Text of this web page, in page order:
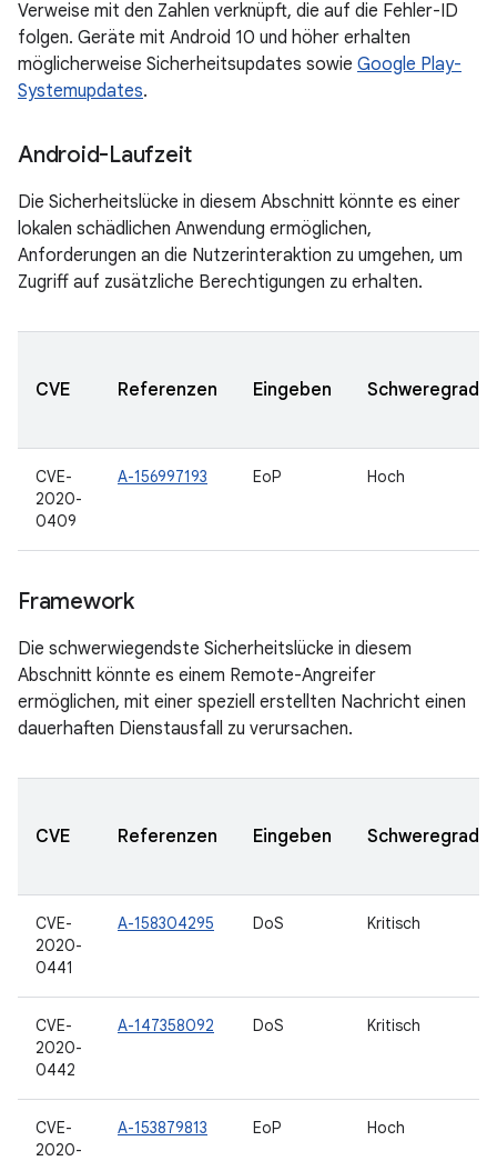
Verweise mit den Zahlen verknüpft, die auf die Fehler-ID
folgen. Geräte mit Android 10 und höher erhalten
möglicherweise Sicherheitsupdates sowie Google Play-
Systemupdates.
Android-Laufzeit
Die Sicherheitslücke in diesem Abschnitt könnte es einer
lokalen schädlichen Anwendung ermöglichen,
Anforderungen an die Nutzerinteraktion zu umgehen, um
Zugriff auf zusätzliche Berechtigungen zu erhalten.
CVE Referenzen Eingeben Schweregrad
CVE-
2020-
0409
A-156997193 EoP Hoch
Framework
Die schwerwiegendste Sicherheitslücke in diesem
Abschnitt könnte es einem Remote-Angreifer
ermöglichen, mit einer speziell erstellten Nachricht einen
dauerhaften Dienstausfall zu verursachen.
CVE Referenzen Eingeben Schweregrad
CVE-
2020-
0441
A-158304295 DoS Kritisch
CVE-
2020-
0442
A-147358092 DoS Kritisch
CVE-
2020-
A-153879813 EoP Hoch